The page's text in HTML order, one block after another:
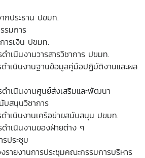
กประธาน ปขมท.
รมการ
ารเงิน ปขมท.
ำเนินงานวารสารวิชาการ ปขมท.
ดำเนินงานฐานข้อมูลคู่มือปฏิบัติงานและผล
ดำเนินงานศูนย์ส่งเสริมและพัฒนา
บสนุนวิชาการ
ดำเนินงานเครือข่ายสนับสนุน ปขมท.
ดำเนินงานของฝ่ายต่าง ๆ
รประชุม
รายงานการประชุมคณะกรรมการบริหาร